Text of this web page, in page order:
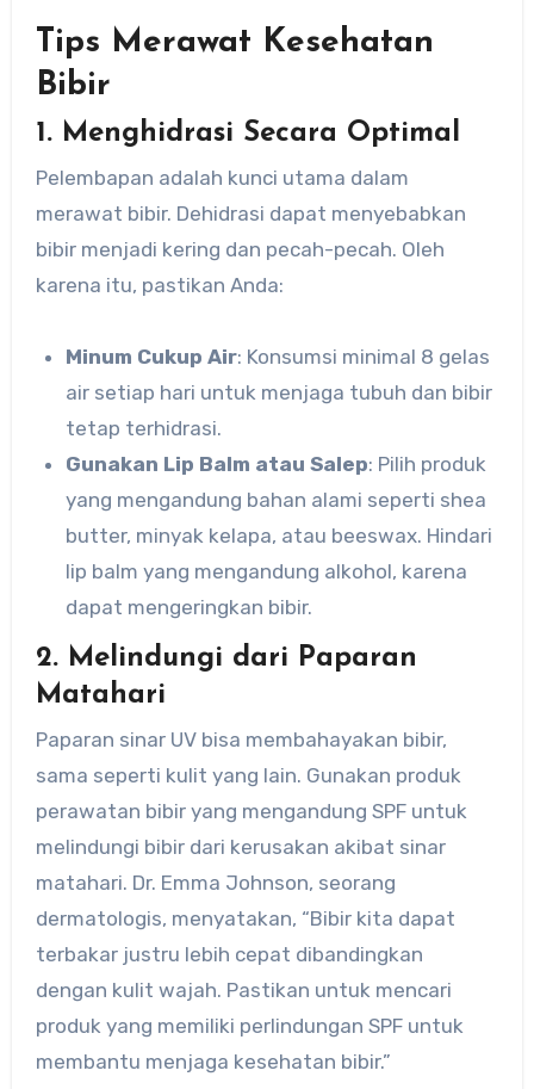
Tips Merawat Kesehatan
Bibir
1. Menghidrasi Secara Optimal
Pelembapan adalah kunci utama dalam
merawat bibir. Dehidrasi dapat menyebabkan
bibir menjadi kering dan pecah-pecah. Oleh
karena itu, pastikan Anda:
Minum Cukup Air: Konsumsi minimal 8 gelas
air setiap hari untuk menjaga tubuh dan bibir
tetap terhidrasi.
Gunakan Lip Balm atau Salep: Pilih produk
yang mengandung bahan alami seperti shea
butter, minyak kelapa, atau beeswax. Hindari
lip balm yang mengandung alkohol, karena
dapat mengeringkan bibir.
2. Melindungi dari Paparan
Matahari
Paparan sinar UV bisa membahayakan bibir,
sama seperti kulit yang lain. Gunakan produk
perawatan bibir yang mengandung SPF untuk
melindungi bibir dari kerusakan akibat sinar
matahari. Dr. Emma Johnson, seorang
dermatologis, menyatakan, “Bibir kita dapat
terbakar justru lebih cepat dibandingkan
dengan kulit wajah. Pastikan untuk mencari
produk yang memiliki perlindungan SPF untuk
membantu menjaga kesehatan bibir.”